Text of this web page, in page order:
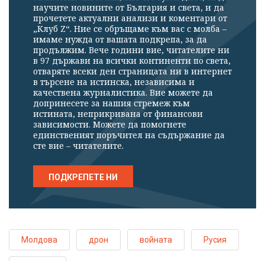
научите новините от България и света, и да
прочетете актуални анализи и коментари от
„Клуб Z“. Ние се обръщаме към вас с молба –
имаме нужда от вашата подкрепа, за да
продължим. Вече години вие, читателите ни
в 97 държави на всички континенти по света,
отваряте всеки ден страницата ни в интернет
в търсене на истинска, независима и
качествена журналистика. Вие можете да
допринесете за нашия стремеж към
истината, неприкривана от финансови
зависимости. Можете да помогнете
единственият поръчител на съдържание да
сте вие – читателите.
ПОДКРЕПЕТЕ НИ
Молдова дрон войната Русия